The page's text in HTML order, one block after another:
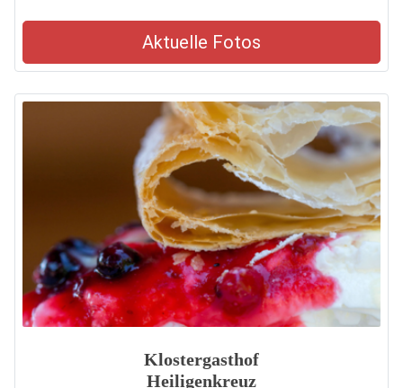
Aktuelle Fotos
Klostergasthof
Heiligenkreuz